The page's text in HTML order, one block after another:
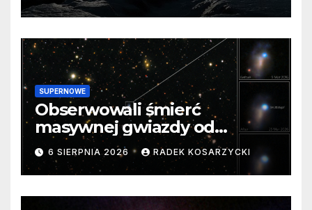
SUPERNOWE
Obserwowali śmierć
masywnej gwiazdy od
samego początku. Niezwykle
cenne dane
6 SIERPNIA 2026 RADEK KOSARZYCKI